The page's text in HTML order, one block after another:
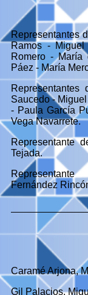
Representantes
Ramos -
Romero -
Páez - María
Representantes
Saucedo -
- Paula García
Vega Navarrete.
Representante
Tejada.
Fernández
Caramé Arjona,
Gil Palacios,